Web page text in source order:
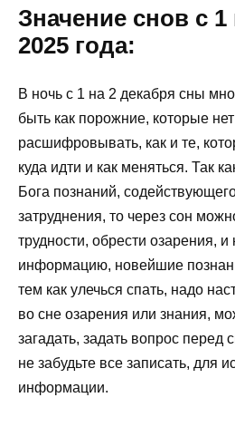
Значение снов с 1
2025 года:
В ночь с 1 на 2 декабря сны
быть как порожние, которые
расшифровывать, как и те,
куда идти и как меняться. Так
Бога познаний,
затруднения, то через сон
трудности, обрести озарения,
информацию, новейшие
тем как улечься спать, надо
во сне озарения или знания,
загадать, задать вопрос
не забудьте все записать, для
информации.